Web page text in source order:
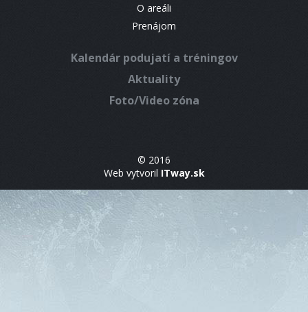
O areáli
Prenájom
Kalendár podujatí a tréningov
Aktuality
Foto/Video zóna
© 2016
Web vytvoril ITway.sk